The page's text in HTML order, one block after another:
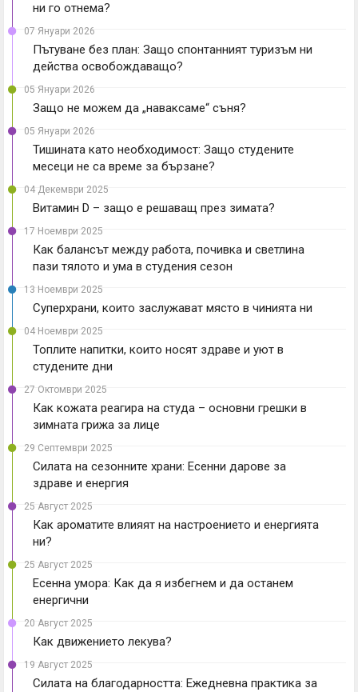
ни го отнема?
07 Януари 2026
Пътуване без план: Защо спонтанният туризъм ни
действа освобождаващо?
05 Януари 2026
Защо не можем да „наваксаме“ съня?
05 Януари 2026
Тишината като необходимост: Защо студените
месеци не са време за бързане?
04 Декември 2025
Витамин D – защо е решаващ през зимата?
17 Ноември 2025
Как балансът между работа, почивка и светлина
пази тялото и ума в студения сезон
13 Ноември 2025
Суперхрани, които заслужават място в чинията ни
04 Ноември 2025
Топлите напитки, които носят здраве и уют в
студените дни
27 Октомври 2025
Как кожата реагира на студа – основни грешки в
зимната грижа за лице
29 Септември 2025
Силата на сезонните храни: Есенни дарове за
здраве и енергия
25 Август 2025
Как ароматите влияят на настроението и енергията
ни?
25 Август 2025
Есенна умора: Как да я избегнем и да останем
енергични
20 Август 2025
Как движението лекува?
19 Август 2025
Силата на благодарността: Ежедневна практика за